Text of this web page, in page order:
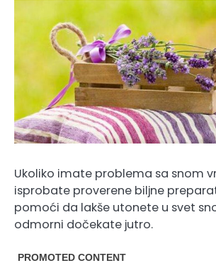
Ukoliko imate problema sa snom
isprobate proverene biljne
pomoći da lakše utonete u svet
odmorni dočekate jutro.